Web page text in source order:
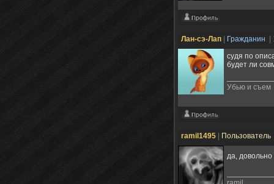
Лан-сэ-Лап Гражданин
судя по
будет ли
Убью и съем
ramil1495 Пользователь
да,